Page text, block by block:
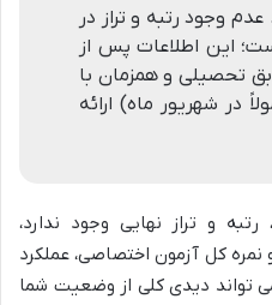
وجود رتبه و تراز در
این اطلاعات پس از
تحصیلی و همزمان با
در شهریور ماه) ارائه
رتبه و تراز نهایی وجود ندارد،
کل آزمون اختصاصی، عملکرد
می تواند دیدی کلی از وضعیت شما